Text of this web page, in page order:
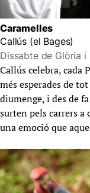
Caramelles
Callús (el Bages)
Dissabte de Glòria i
Callús celebra, cada
més esperades de
diumenge, i des de
surten pels carrers
una emoció que